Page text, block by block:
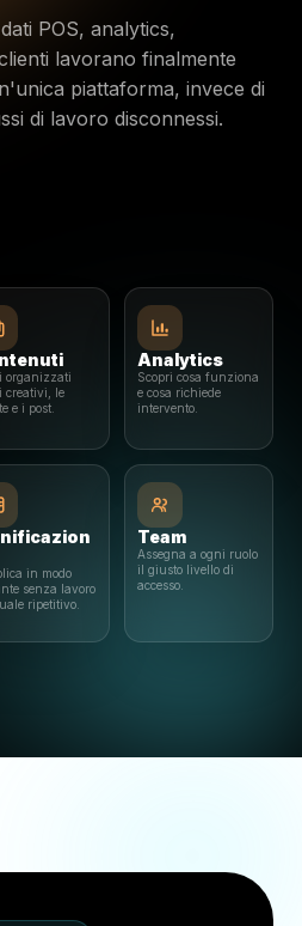
POS, analytics,
lavorano finalmente
piattaforma, invece di
di lavoro disconnessi.
organizzati
creativi, le
e i post.
Analytics
Scopri cosa funziona
e cosa richiede
intervento.
in modo
senza lavoro
ripetitivo.
Team
Assegna a ogni ruolo
il giusto livello di
accesso.